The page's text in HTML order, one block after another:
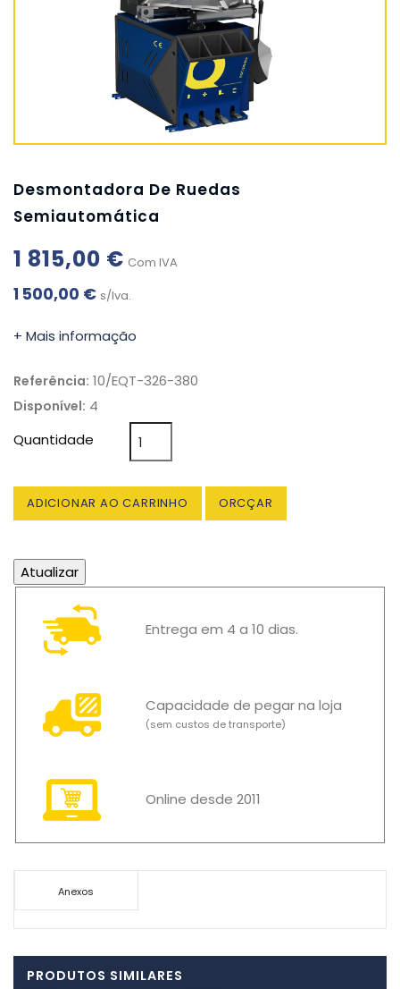
Desmontadora De Ruedas
Semiautomática
1 815,00 € Com IVA
1 500,00 € s/Iva.
+ Mais informação
Referência: 10/EQT-326-380
Disponível: 4
Quantidade
ADICIONAR AO CARRINHO ORCÇAR
Entrega em 4 a 10 dias.
Capacidade de pegar na loja
(sem custos de transporte)
Online desde 2011
Anexos
PRODUTOS SIMILARES